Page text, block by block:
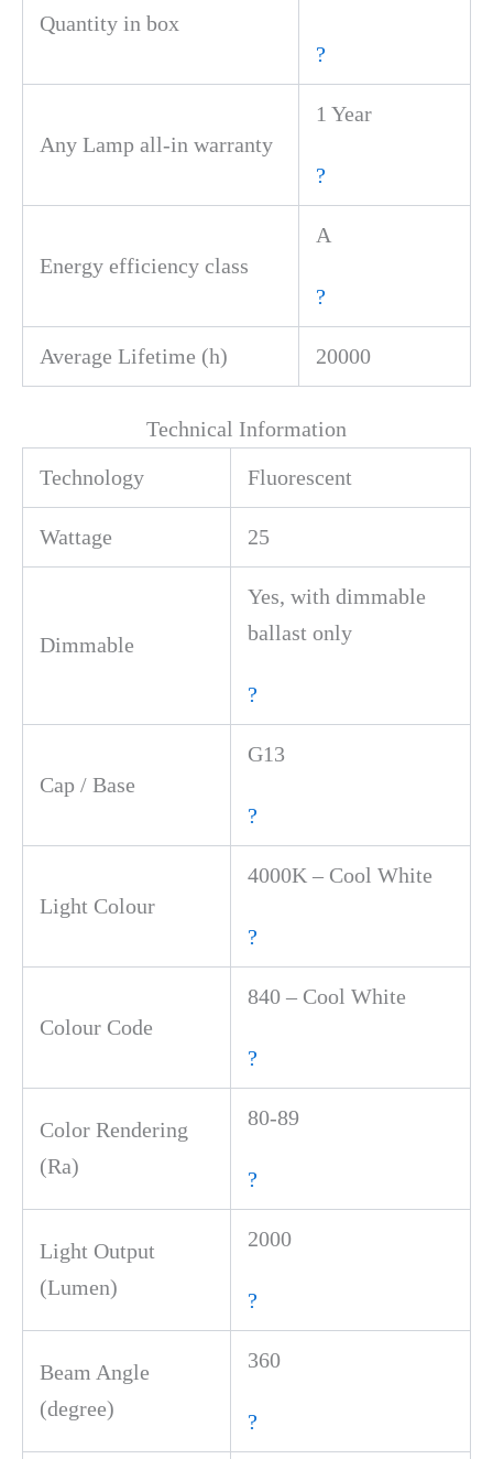
Quantity in box
?
Any Lamp all-in warranty
1 Year
?
Energy efficiency class
A
?
Average Lifetime (h) 20000
Technical Information
Technology
Fluorescent
Wattage 25
Dimmable
Yes, with dimmable
ballast only
?
Cap / Base
G13
?
Light Colour
4000K – Cool White
?
Colour Code
840 – Cool White
?
Color Rendering
(Ra)
80-89
?
Light Output
(Lumen)
2000
?
Beam Angle
(degree)
360
?